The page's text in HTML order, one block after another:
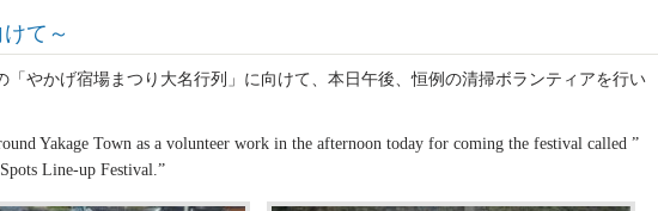
て～
「やかげ宿場まつり大名行列」に向けて、本日午後、恒例の清掃ボランティアを行い
Yakage Town as a volunteer work in the afternoon today for coming the festival called ”
Line-up Festival.”